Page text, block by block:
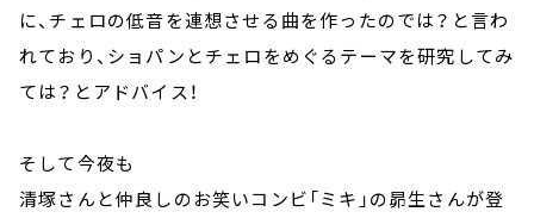
に、チェロの低音を連想させる曲を作ったのでは？と言わ
れており、ショパンとチェロをめぐるテーマを研究してみ
ては？とアドバイス！
そして今夜も
清塚さんと仲良しのお笑いコンビ「ミキ」の昴生さんが登